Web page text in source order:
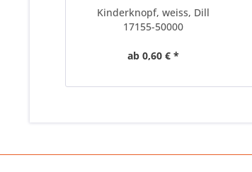
Kinderknopf, weiss, Dill
17155-50000
ab 0,60 € *